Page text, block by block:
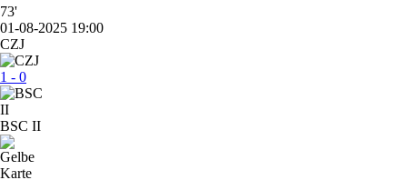
73'
01-08-2025 19:00
CZJ
1 - 0
BSC II